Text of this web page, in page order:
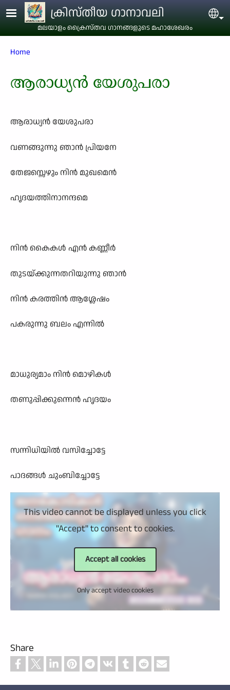
Skip to main contentക്രിസ്തീയ ഗാനാവലി
മലയാളം ക്രൈസ്തവ ഗാനങ്ങളുടെ മഹാശേഖരം
Breadcrumb
Home
ആരാധ‍്യന്‍ യേശുപരാ
ആരാധ‍്യന്‍ യേശുപരാ
വണങ്ങുന്നു ഞാന്‍ പ്രിയനേ
തേജസ്സെഴും നിന്‍ മുഖമെന്‍
ഹൃദയത്തിനാനന്ദമെ
നിന്‍ കൈകള്‍ എന്‍ കണ്ണീര്‍
തുടയ്ക്കുന്നതറിയുന്നു ഞാന്‍
നിന്‍ കരത്തിന്‍ ആശ്ലേഷം
പകരുന്നു ബലം എന്നില്‍
മാധുര‍്യമാം നിന്‍ മൊഴികള്‍
തണുപ്പിക്കുന്നെന്‍ ഹൃദയം
സന്നിധിയില്‍ വസിച്ചോട്ടേ
പാദങ്ങള്‍ ചുംബിച്ചോട്ടേ
This video cannot be displayed unless you click
"Accept" to consent to cookies.
Accept all cookies
Only accept video cookies
Share